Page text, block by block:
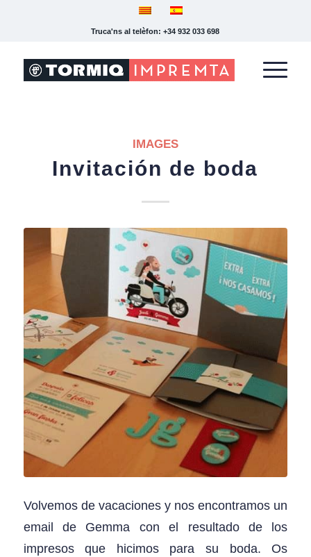
Truca'ns al telèfon: +34 932 033 698
IMAGES
Invitación de boda
Volvemos de vacaciones y nos encontramos un
email de Gemma con el resultado de los
impresos que hicimos para su boda. Os